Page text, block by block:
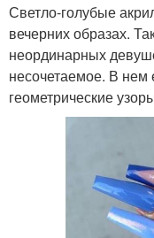
Светло-голубые
вечерних образах.
неординарных
несочетаемое. В нем
геометрические